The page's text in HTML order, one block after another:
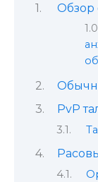
Обзор
PvP